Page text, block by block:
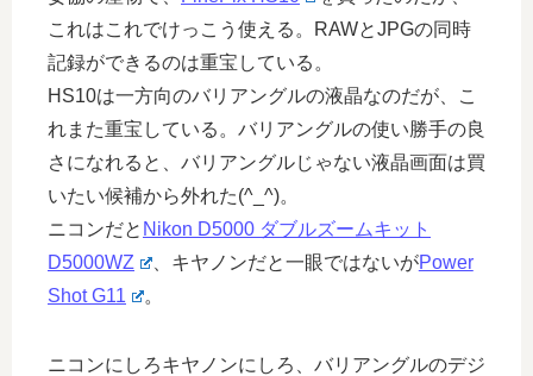
これはこれでけっこう使える。RAWとJPGの同時
記録ができるのは重宝している。
HS10は一方向のバリアングルの液晶なのだが、こ
れまた重宝している。バリアングルの使い勝手の良
さになれると、バリアングルじゃない液晶画面は買
いたい候補から外れた(^_^)。
ニコンだと Nikon D5000 ダブルズームキット
D5000WZ
、キヤノンだと一眼ではないがPower
Shot G11
。
ニコンにしろキヤノンにしろ、バリアングルのデジ